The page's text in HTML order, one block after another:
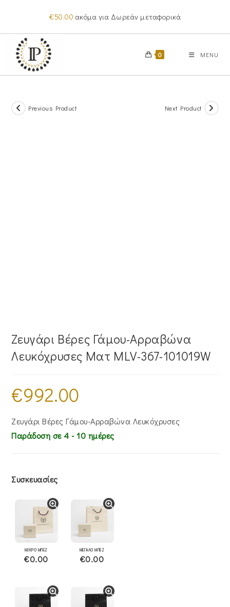
content
€50.00 ακόμα για Δωρεάν μεταφορικά
0 MENU
Previous Product Next Product
Ζευγάρι Βέρες Γάμου-Αρραβώνα
Λευκόχρυσες Ματ MLV-367-101019W
€992.00
Ζευγάρι Βέρες Γάμου-Αρραβώνα Λευκόχρυσες
Παράδοση σε 4 - 10 ημέρες
Συσκευασίες
ΜΙΚΡΟ ΜΠΕΖ
€0.00
ΜΕΓΑΛΟ ΜΠΕΖ
€0.00